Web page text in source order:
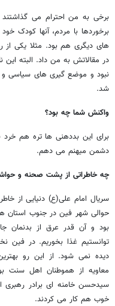
برخی به من احترام می
برخوردها با مردم، آنها کودک
های دیگری هم بود. مثلا یکی
در مقالاتش به من داد. البته این
نبود و موضع گیری های سیاسی و
شد.
واکنش شما چه بود؟
برای این بددهنی ها تره هم
دشمن میهنم می دهم.
چه خاطراتی از پشت صحنه و
سریال امام علی(ع) دنیایی از
حوالی شهر فین در جنوب استان
بود و آن قدر عرق از
توانستیم غذا بخوریم. در فین
دیده نمی شود. از این رو
معاویه از هموطنان اهل سنت
سیدحسن خامنه ای برادر رهبری
خوب هم کار می کردند.